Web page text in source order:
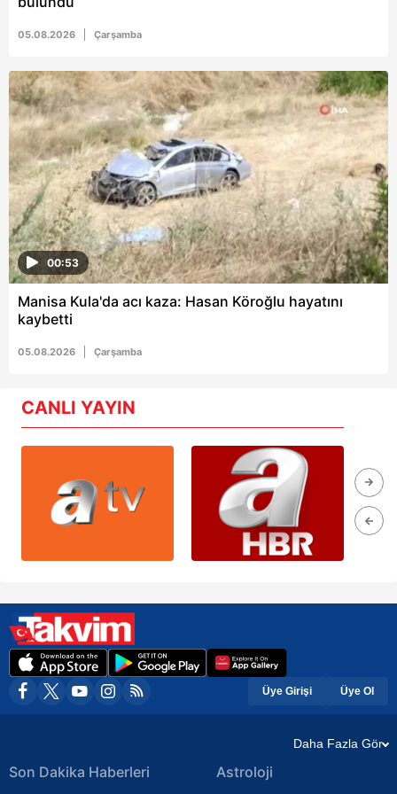
05.08.2026 Çarşamba
00:53
Manisa Kula'da acı kaza: Hasan Köroğlu hayatını
kaybetti
05.08.2026 Çarşamba
CANLI YAYIN
Üye Girişi Üye Ol
Daha Fazla Gör
Son Dakika Haberleri Astroloji